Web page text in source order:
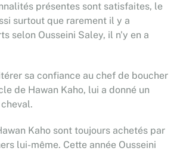
présentes sont satisfaites, le
surtout que rarement il y a
selon Ousseini Saley, il n'y en a
sa confiance au chef de boucher
de Hawan Kaho, lui a donné un
Kaho sont toujours achetés par
lui-même. Cette année Ousseini